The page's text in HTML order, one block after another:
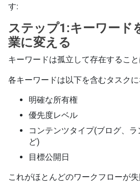
す:
ステップ1:キーワード
業に変える
キーワードは孤立して存在すること
各キーワードは以下を含むタスク
明確な所有権
優先度レベル
コンテンツタイプ(ブログ、
ど)
目標公開日
これがほとんどのワークフローが失